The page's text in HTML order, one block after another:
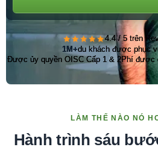
★★★★★4.4 / 5 trên
1M+du khách được phục
Được ủy quyền OISC Cấp 1 & 2Phí được
LÀM THẾ NÀO NÓ
Hành trình sáu